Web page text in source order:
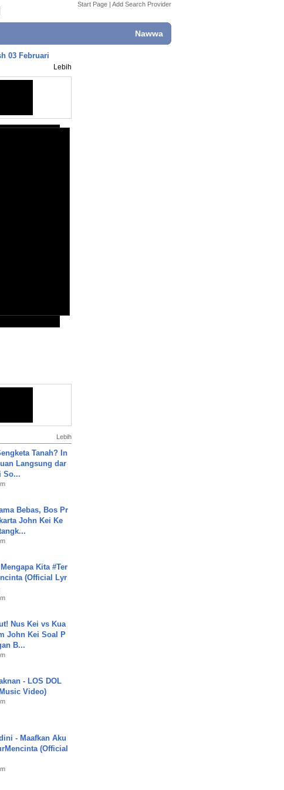
Start Page | Add Search Provider
Nawwa
03 Februari
Lebih
Lebih
Tanah? In
Langsung dar
So...
Bebas, Bos Pr
John Kei Ke
Kita #Ter
(Official Lyr
Nus Kei vs Kua
John Kei Soal P
B...
- LOS DOL
Video)
- Maafkan Aku
(Official